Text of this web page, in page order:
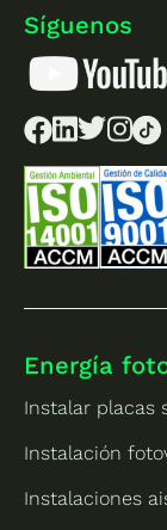
Síguenos
Energía
Instalar placas
Instalación
Instalaciones